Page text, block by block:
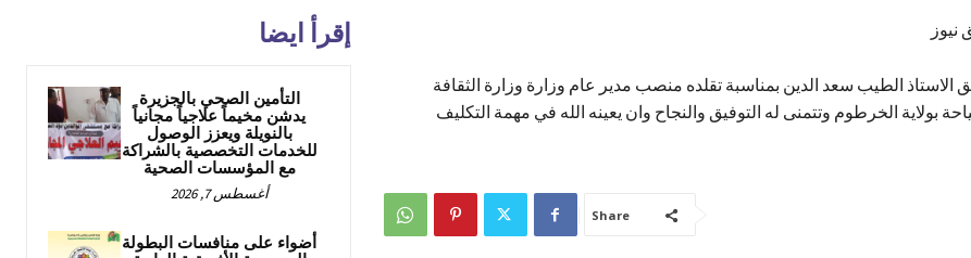
إقرأ ايضا
التأمين الصحي بالجزيرة
يدشن مخيماً علاجياً مجانياً
بالنويلة ويعزز الوصول
للخدمات التخصصية بالشراكة
مع المؤسسات الصحية
أغسطس 7, 2026
أضواء على منافسات البطولة
الاستاذ الطيب سعد الدين بمناسبة تقلده منصب مدير عام وزارة وزارة الثقافة
بولاية الخرطوم وتتمنى له التوفيق والنجاح وان يعينه الله في مهمة التكليف
Share